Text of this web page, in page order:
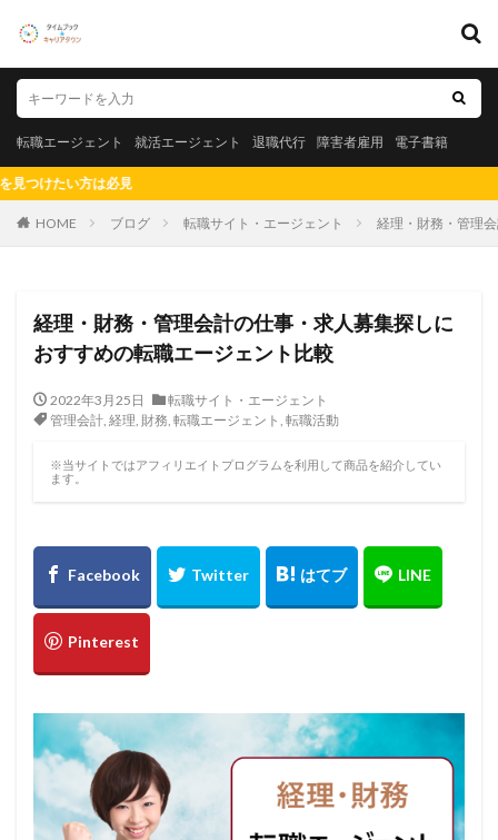
転職エージェント 就活エージェント 退職代行 障害者雇用 電子書籍
見
HOME ブログ 転職サイト・エージェント 経理・財務・管理
経理・財務・管理会計の仕事・求人募集探しに
おすすめの転職エージェント比較
2022年3月25日
転職サイト・エージェント
管理会計, 経理, 財務, 転職エージェント , 転職活動
※当サイトではアフィリエイトプログラムを利用して商品を紹介してい
ます。
電子書籍
カテゴリー
タグ
20代 測量士 社会保険労務士
知的財産
男性
福岡県
比較 正社員 東海地方
札幌市
未経験 既卒
愛知県名古屋市
九州エリア
みじめ
マネジメント
フリーター
ビル設備管理技能士
ハイクラス
ニート
サイト
コンプライアンス